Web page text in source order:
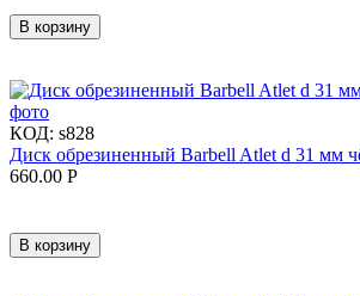
В корзину
КОД: s828
Диск обрезиненный Barbell Atlet d 31 мм
660.00 Р
В корзину